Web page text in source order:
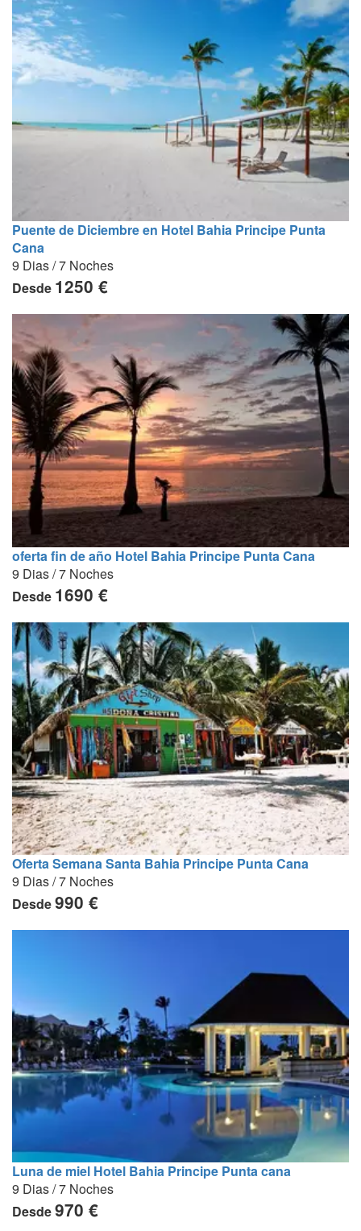
Puente de Diciembre en Hotel Bahia Principe Punta
Cana
9 Dias / 7 Noches
Desde 1250 €
oferta fin de año Hotel Bahia Principe Punta Cana
9 Dias / 7 Noches
Desde 1690 €
Oferta Semana Santa Bahia Principe Punta Cana
9 Dias / 7 Noches
Desde990 €
Luna de miel Hotel Bahia Principe Punta cana
9 Dias / 7 Noches
Desde970 €